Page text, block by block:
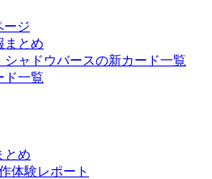
ージ
まとめ
シャドウバースの新カード一覧
ド一覧
とめ
体験レポート